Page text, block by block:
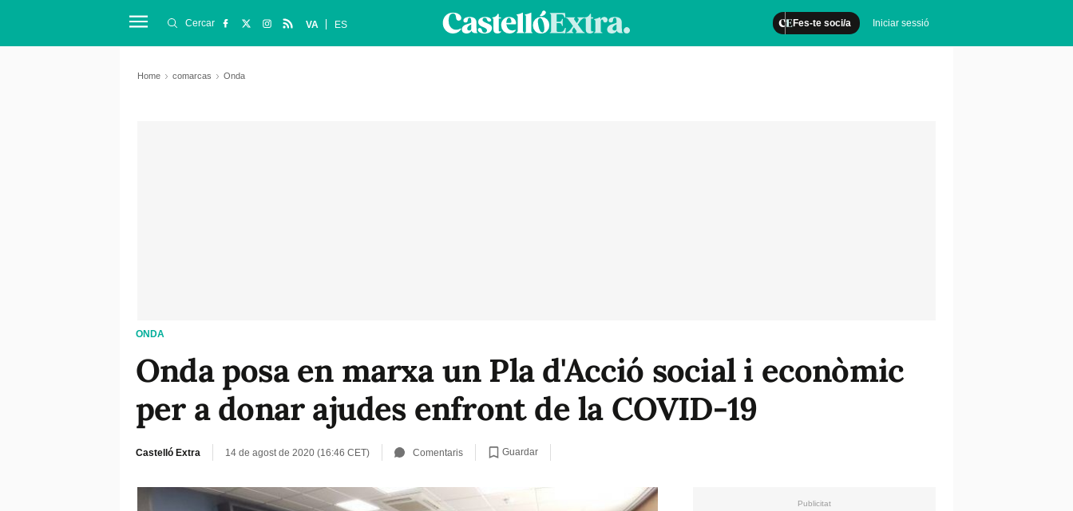
Fes-te soci/a Iniciar sessió
Cercar VA ES
Home comarcas Onda
ONDA
Onda posa en marxa un Pla d'Acció social i econòmic
per a donar ajudes enfront de la COVID-19
Castelló Extra 14 de agost de 2020 (16:46 CET) Comentaris Guardar